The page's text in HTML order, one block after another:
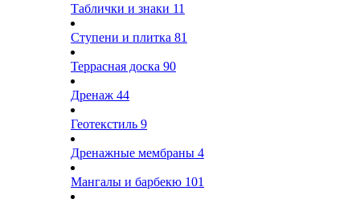
Таблички и знаки 11
Ступени и плитка 81
Террасная доска 90
Дренаж 44
Геотекстиль 9
Дренажные мембраны 4
Мангалы и барбекю 101